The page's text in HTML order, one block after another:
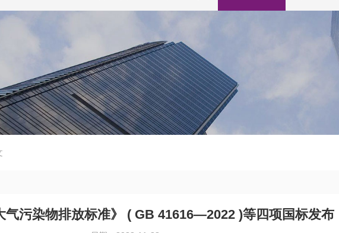
气污染物排放标准》 ( GB 41616—2022 )等四项国标发布